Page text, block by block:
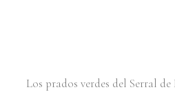
Los prados verdes del Serral